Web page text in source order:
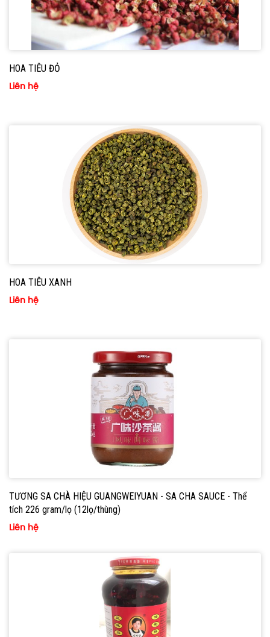
HOA TIÊU ĐỎ
Liên hệ
HOA TIÊU XANH
Liên hệ
TƯƠNG SA CHÀ HIỆU GUANGWEIYUAN - SA CHA SAUCE - Thể
tích 226 gram/lọ (12lọ/thùng)
Liên hệ